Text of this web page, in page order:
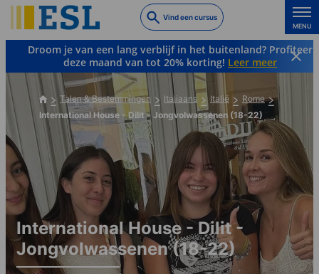
to
main
content
Vind een cursus
MENU
Droom je van een lang verblijf in het buitenland? Profiteer
deze maand van tot 20% korting! Leer meer
Talen & Bestemmingen Italiaans Italië
Rome
International House - Dilit - Jongvolwassenen (18-22)
International House - Dilit -
Jongvolwassenen (18-22)